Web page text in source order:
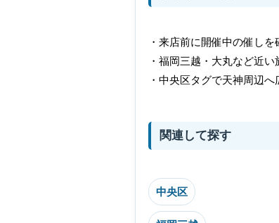
・来店前に開催中の催しを
・福岡三越・大丸など近い
・中央区タグで天神周辺へ
関連して探す
中央区